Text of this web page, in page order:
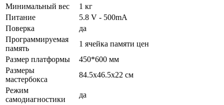
Минимальный вес
1 кг
Питание
5.8 V - 500mA
Поверка
да
Программируемая
память
1 ячейка памяти цен
Размер платформы
450*600 мм
Размеры
мастербокса
84.5х46.5х22 см
Режим
самодиагностики
да